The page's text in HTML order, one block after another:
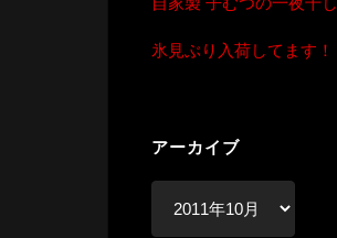
氷見ぶり入荷してます！
アーカイブ